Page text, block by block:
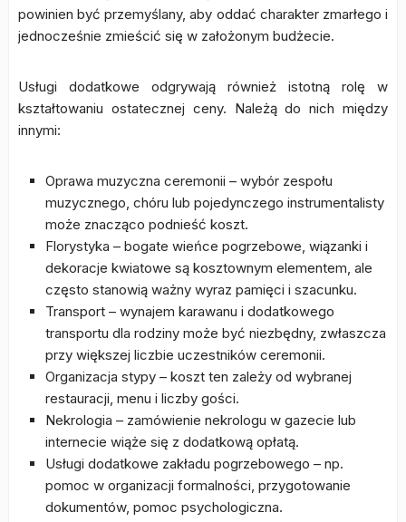
powinien być przemyślany, aby oddać charakter zmarłego i
jednocześnie zmieścić się w założonym budżecie.
Usługi dodatkowe odgrywają również istotną rolę w
kształtowaniu ostatecznej ceny. Należą do nich między
innymi:
Oprawa muzyczna ceremonii – wybór zespołu
muzycznego, chóru lub pojedynczego instrumentalisty
może znacząco podnieść koszt.
Florystyka – bogate wieńce pogrzebowe, wiązanki i
dekoracje kwiatowe są kosztownym elementem, ale
często stanowią ważny wyraz pamięci i szacunku.
Transport – wynajem karawanu i dodatkowego
transportu dla rodziny może być niezbędny, zwłaszcza
przy większej liczbie uczestników ceremonii.
Organizacja stypy – koszt ten zależy od wybranej
restauracji, menu i liczby gości.
Nekrologia – zamówienie nekrologu w gazecie lub
internecie wiąże się z dodatkową opłatą.
Usługi dodatkowe zakładu pogrzebowego – np.
pomoc w organizacji formalności, przygotowanie
dokumentów, pomoc psychologiczna.